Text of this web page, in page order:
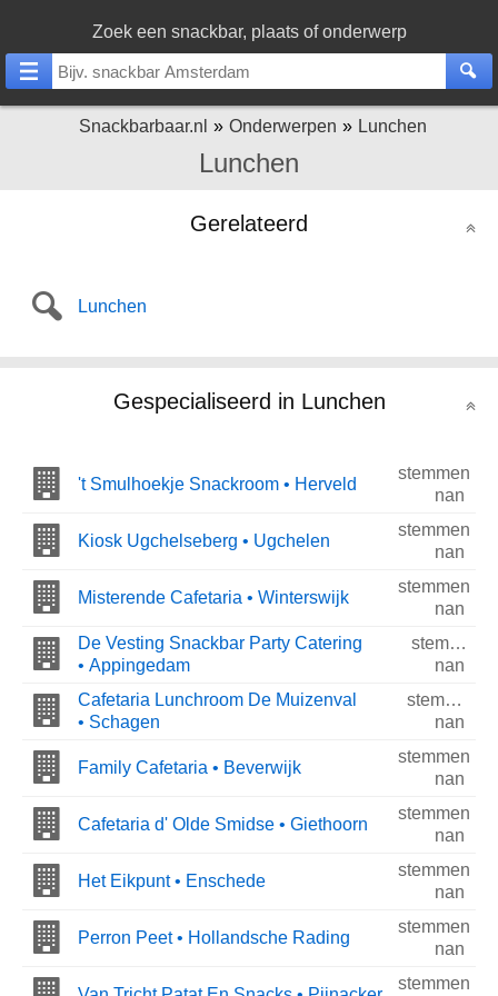
Zoek een snackbar, plaats of onderwerp
Snackbarbaar.nl Onderwerpen Lunchen
Lunchen
Gerelateerd
Lunchen
Gespecialiseerd in Lunchen
't Smulhoekje Snackroom • Herveld
stemmen
nan
Kiosk Ugchelseberg • Ugchelen
stemmen
nan
Misterende Cafetaria • Winterswijk
stemmen
nan
De Vesting Snackbar Party Catering
• Appingedam
stemmen
nan
Cafetaria Lunchroom De Muizenval
• Schagen
stemmen
nan
Family Cafetaria • Beverwijk
stemmen
nan
Cafetaria d' Olde Smidse • Giethoorn
stemmen
nan
Het Eikpunt • Enschede
stemmen
nan
Perron Peet • Hollandsche Rading
stemmen
nan
stemmen